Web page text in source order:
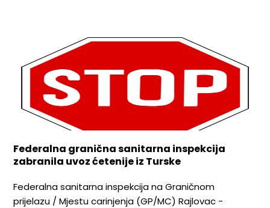
Federalna granična sanitarna inspekcija
zabranila uvoz ćetenije iz Turske
Federalna sanitarna inspekcija na Graničnom
prijelazu / Mjestu carinjenja (GP/MC) Rajlovac -